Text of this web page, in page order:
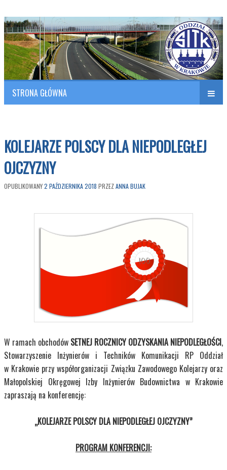
SITK RP Oddział w KRAKOWIE
Polish Association of Engineers & Technicians of Transportation
STRONA GŁÓWNA
KOLEJARZE POLSCY DLA NIEPODLEGŁEJ
OJCZYZNY
OPUBLIKOWANY2 PAŹDZIERNIKA 2018 PRZEZANNA BUJAK
W ramach obchodów SETNEJ ROCZNICY ODZYSKANIA NIEPODLEGŁOŚCI,
Stowarzyszenie Inżynierów i Techników Komunikacji RP Oddział
w Krakowie przy współorganizacji Związku Zawodowego Kolejarzy oraz
Małopolskiej Okręgowej Izby Inżynierów Budownictwa w Krakowie
zapraszają na konferencję:
„KOLEJARZE POLSCY DLA NIEPODLEGŁEJ OJCZYZNY”
PROGRAM KONFERENCJI: